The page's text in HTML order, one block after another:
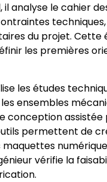
il analyse le cahier
du projet. Cette
les premières
les études
ensembles
conception
permettent de
vérifie la